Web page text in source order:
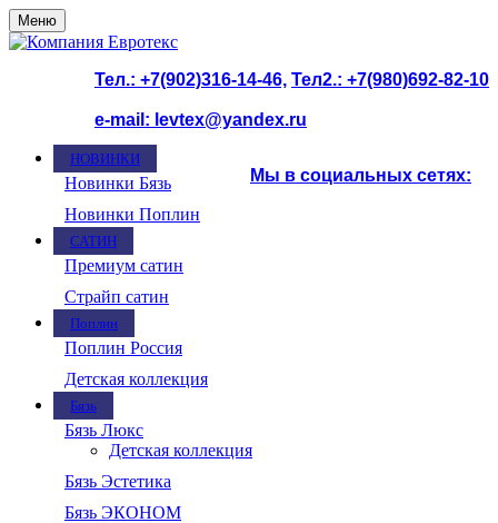
Меню
Тел.: +7(902)316-14-46, Тел2.: +7(980)692-82-10
e-mail: levtex@yandex.ru
Мы в социальных сетях:
НОВИНКИ
Новинки Бязь
Новинки Поплин
САТИН
Премиум сатин
Страйп сатин
Поплин
Поплин Россия
Детская коллекция
Бязь
Бязь Люкс
Детская коллекция
Бязь Эстетика
Бязь ЭКОНОМ